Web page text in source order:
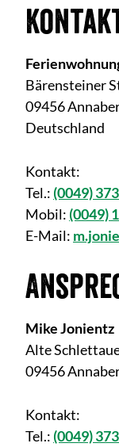
Bärensteiner
09456
Deutschland
Kontakt:
Tel.: (0049)
Mobil: (0049)
E-Mail:
Mike Jonientz
Alte
09456
Kontakt:
Tel.: (0049)